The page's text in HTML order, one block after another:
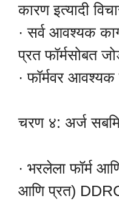
कारण इत्यादी
· सर्व आवश्यक
प्रत फॉर्मसोबत
· फॉर्मवर
चरण ४: अर्ज
· भरलेला फॉर्म
आणि प्रत)